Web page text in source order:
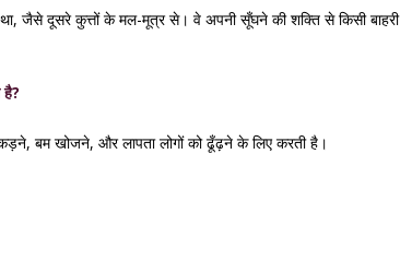
जैसे दूसरे कुत्तों के मल-मूत्र से। वे अपनी सूँघने की शक्ति से किसी बाहरी
है?
बम खोजने, और लापता लोगों को ढूँढ़ने के लिए करती है।